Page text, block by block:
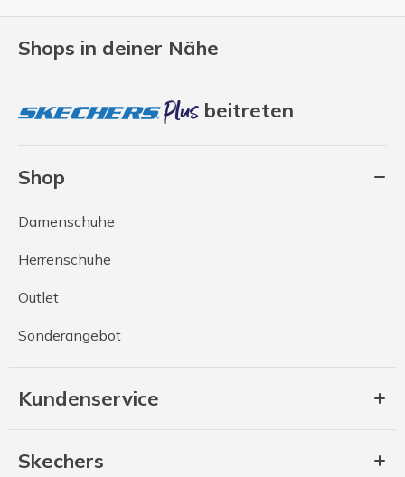
Shops in deiner Nähe
beitreten
Shop
Damenschuhe
Herrenschuhe
Outlet
Sonderangebot
Kundenservice
Skechers